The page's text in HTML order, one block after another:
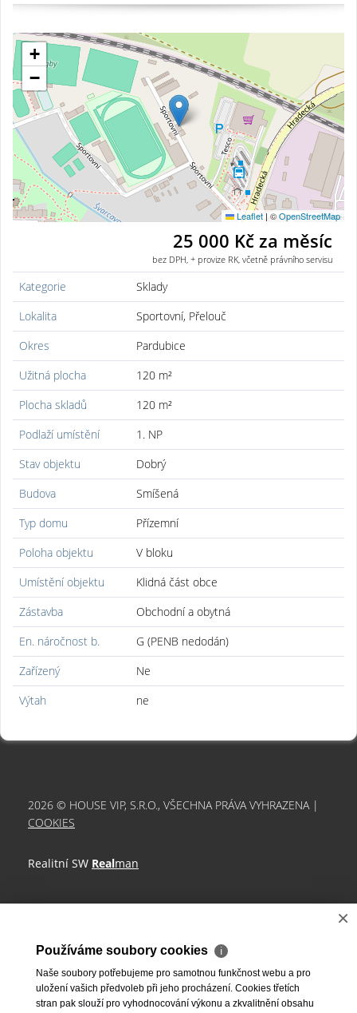
+
−
Leaflet |©OpenStreetMap
25 000 Kč za měsíc
bez DPH, + provize RK, včetně právního servisu
Kategorie
Sklady
Lokalita
Sportovní, Přelouč
Okres
Pardubice
Užitná plocha
120 m²
Plocha skladů
120 m²
Podlaží umístění
1. NP
Stav objektu
Dobrý
Budova
Smíšená
Typ domu
Přízemní
Poloha objektu
V bloku
Umístění objektu
Klidná část obce
Zástavba
Obchodní a obytná
En. náročnost b.
G (PENB nedodán)
Zařízený
Ne
Výtah
ne
2026 © HOUSE VIP, S.R.O., VŠECHNA PRÁVA VYHRAZENA |
COOKIES
Realitní SW Realman
×
Používáme soubory cookies ℹ
Naše soubory potřebujeme pro samotnou funkčnost webu a pro
uložení vašich předvoleb při jeho procházení. Cookies třetích
stran pak slouží pro vyhodnocování výkonu a zkvalitnění obsahu